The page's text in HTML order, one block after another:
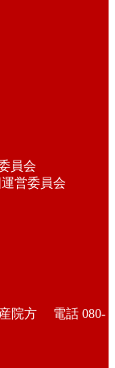
員会
営委員会
産院方 電話 080-